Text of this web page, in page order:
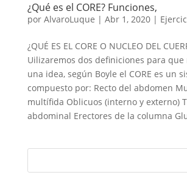
¿Qué es el CORE? Funciones,
por AlvaroLuque | Abr 1, 2020|
¿QUÉ ES EL CORE O NUCLEO DEL
Uilizaremos dos definiciones para que
una idea, según Boyle el CORE es un
compuesto por: Recto del abdomen
multífida Oblicuos (interno y externo)
abdominal Erectores de la columna